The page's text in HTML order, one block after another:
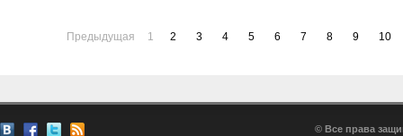
Предыдущая 1 2 3 4 5 6 7 8 9 10
© Все права